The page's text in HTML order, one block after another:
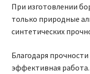
При изготовлении
только природные
синтетических
Благодаря
эффективная работа.